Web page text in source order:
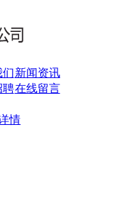
们新闻资讯
聘在线留言
情